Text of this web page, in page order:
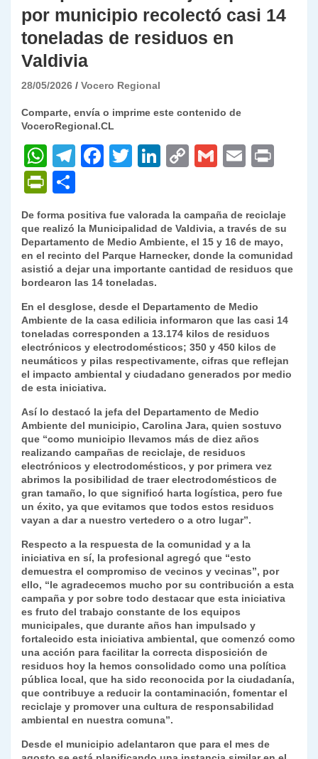
por municipio recolectó casi 14
toneladas de residuos en
Valdivia
28/05/2026 Vocero Regional
Comparte, envía o imprime este contenido de
VoceroRegional.CL
W
h
at
s
A
p
p
T
gr
a
m
F
e
b
o
o
k
T
er
Li
e
dI
n
C
y
Li
n
G
l
E
l
P
nt
Fr
ie
n
dl
y
o
m
p
ar
De forma positiva fue valorada la campaña de reciclaje
que realizó la Municipalidad de Valdivia, a través de su
Departamento de Medio Ambiente, el 15 y 16 de mayo,
en el recinto del Parque Harnecker, donde la comunidad
asistió a dejar una importante cantidad de residuos que
bordearon las 14 toneladas.
En el desglose, desde el Departamento de Medio
Ambiente de la casa edilicia informaron que las casi 14
toneladas corresponden a 13.174 kilos de residuos
electrónicos y electrodomésticos; 350 y 450 kilos de
neumáticos y pilas respectivamente, cifras que reflejan
el impacto ambiental y ciudadano generados por medio
de esta iniciativa.
Así lo destacó la jefa del Departamento de Medio
Ambiente del municipio, Carolina Jara, quien sostuvo
que “como municipio llevamos más de diez años
realizando campañas de reciclaje, de residuos
electrónicos y electrodomésticos, y por primera vez
abrimos la posibilidad de traer electrodomésticos de
gran tamaño, lo que significó harta logística, pero fue
un éxito, ya que evitamos que todos estos residuos
vayan a dar a nuestro vertedero o a otro lugar”.
Respecto a la respuesta de la comunidad y a la
iniciativa en sí, la profesional agregó que “esto
demuestra el compromiso de vecinos y vecinas”, por
ello, “le agradecemos mucho por su contribución a esta
campaña y por sobre todo destacar que esta iniciativa
es fruto del trabajo constante de los equipos
municipales, que durante años han impulsado y
fortalecido esta iniciativa ambiental, que comenzó como
una acción para facilitar la correcta disposición de
residuos hoy la hemos consolidado como una política
pública local, que ha sido reconocida por la ciudadanía,
que contribuye a reducir la contaminación, fomentar el
reciclaje y promover una cultura de responsabilidad
ambiental en nuestra comuna”.
Desde el municipio adelantaron que para el mes de